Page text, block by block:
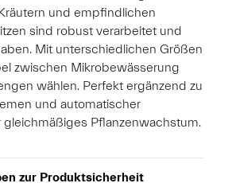
und empfindlichen
sind robust verarbeitet und
Mit unterschiedlichen Größen
zwischen Mikrobewässerung
wählen. Perfekt ergänzend zu
und automatischer
gleichmäßiges Pflanzenwachstum.
zur Produktsicherheit